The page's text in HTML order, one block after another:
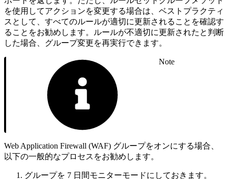
を使用してアクションを変更する場合は、ベストプラクティ
スとして、すべてのルールが適切に更新されることを確認す
ることをお勧めします。ルールが不適切に更新されたと判断
した場合、グループ変更を再実行できます。
Note
Web Application Firewall (WAF) グループをオンにする場合、
以下の一般的なプロセスをお勧めします。
グループを 7 日間モニターモードにしておきます。